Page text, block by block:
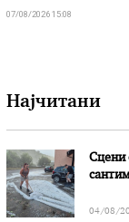
07/08/2026 15:08
Најчитани
Сцени
04/08/